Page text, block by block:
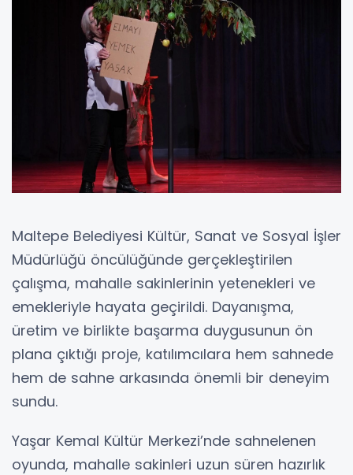
Maltepe Belediyesi Kültür, Sanat ve Sosyal İşler
Müdürlüğü öncülüğünde gerçekleştirilen
çalışma, mahalle sakinlerinin yetenekleri ve
emekleriyle hayata geçirildi. Dayanışma,
üretim ve birlikte başarma duygusunun ön
plana çıktığı proje, katılımcılara hem sahnede
hem de sahne arkasında önemli bir deneyim
sundu.
Yaşar Kemal Kültür Merkezi’nde sahnelenen
oyunda, mahalle sakinleri uzun süren hazırlık